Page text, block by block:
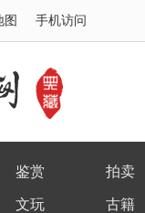
图 手机访问
鉴赏 拍卖
文玩 古籍